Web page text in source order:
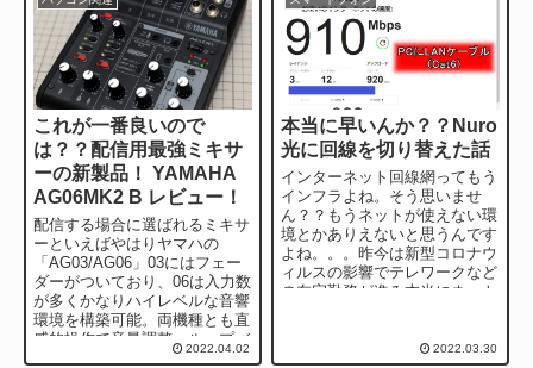
これが一番良いので
は？？配信用最強ミキサ
ーの新製品！ YAMAHA
AG06MK2 B レビュー！
配信する場合に選ばれるミキサ
ーといえばやはりヤマハの
「AG03/AG06」03にはフェー
ダーがついており、06は入力数
が多くかなりハイレベルな音響
環境を構築可能。両機種とも直
感的操作で音量調整、ループバ
ック機能などライブに欲しい機
2022.04.02
本当に早いんか？？Nuro
光に回線を切り替えた話
インターネット回線網ってもう
インフラよね。そう思いませ
ん？？もうネットが使えない環
境とかありえないと思うんです
よね。。。昨今は新型コロナウ
ィルスの影響でテレワークなど
の在宅勤務が進み本当にネット
2022.03.30